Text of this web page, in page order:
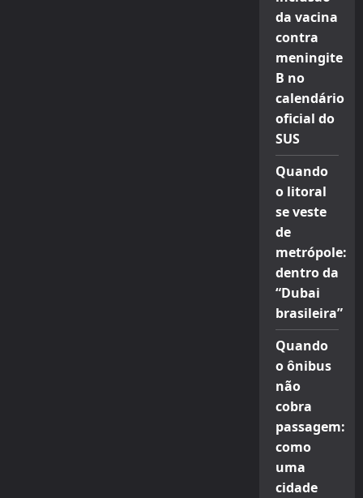
da vacina
contra
meningite
B no
calendário
oficial do
SUS
Quando
o litoral
se veste
de
metrópole:
dentro da
“Dubai
brasileira”
Quando
o ônibus
não
cobra
passagem:
como
uma
cidade